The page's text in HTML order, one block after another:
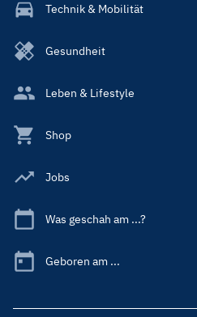
Technik & Mobilität
Gesundheit
Leben & Lifestyle
Shop
Jobs
Was geschah am ...?
Geboren am ...